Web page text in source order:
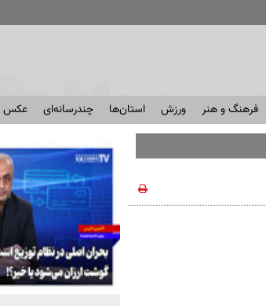
فرهنگ و هنر ورزش استان‌ها چندرسانه‌ای عکس